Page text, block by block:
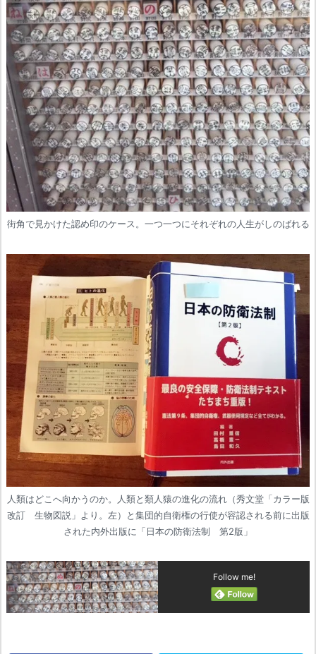
街角で見かけた認め印のケース。一つ一つにそれぞれの人生がしのばれる
人類はどこへ向かうのか。人類と類人猿の進化の流れ（秀文堂「カラー版
改訂 生物図説」より。左）と集団的自衛権の行使が容認される前に出版
された内外出版に「日本の防衛法制 第2版」
Follow me!